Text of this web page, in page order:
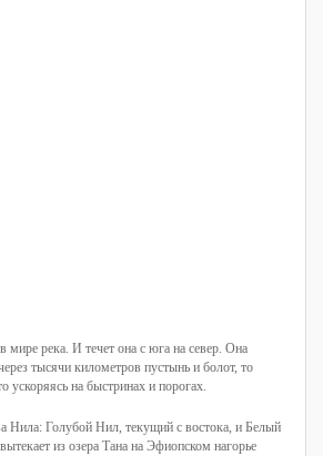
мире река. И течет она с юга на север. Она
тысячи километров пустынь и болот, то
ускоряясь на быстринах и порогах.
Нила: Голубой Нил, текущий с востока, и Белый
из озера Тана на Эфиопском нагорье